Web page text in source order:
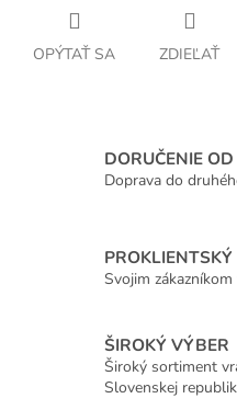
OPÝTAŤ SA ZDIEĽAŤ
DORUČENIE
Doprava do
Svojim
ŠIROKÝ VÝBER
Široký sortiment
Slovenskej